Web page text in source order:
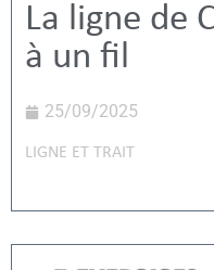
La ligne de
à un fil
25/09/2025
LIGNE ET TRAIT